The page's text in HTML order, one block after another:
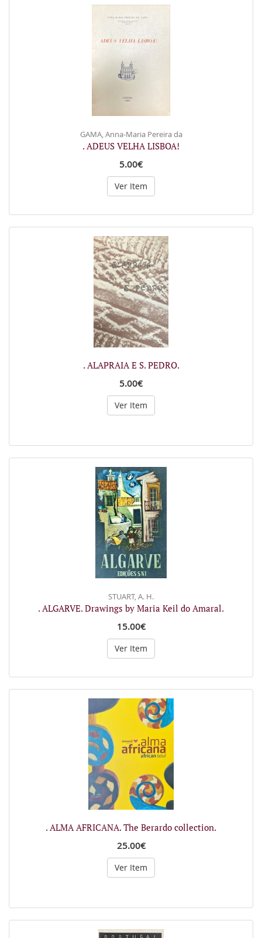
GAMA, Anna-Maria Pereira da
. ADEUS VELHA LISBOA!
5.00€
Ver Item
. ALAPRAIA E S. PEDRO.
5.00€
Ver Item
STUART, A. H.
. ALGARVE. Drawings by Maria Keil do Amaral.
15.00€
Ver Item
. ALMA AFRICANA. The Berardo collection.
25.00€
Ver Item